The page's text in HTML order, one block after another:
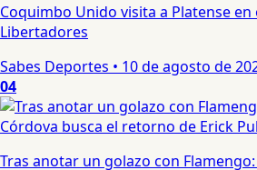
Coquimbo Unido visita a Platense en
Libertadores
Sabes Deportes • 10 de agosto de
04
Tras anotar un golazo con